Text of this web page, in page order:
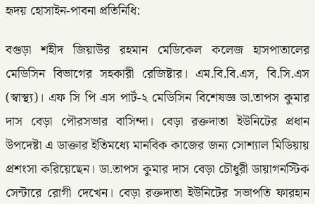
হৃদয় হোসাইন-পাবনা প্রতিনিধি:
বগুড়া শহীদ জিয়াউর রহমান মেডিকেল কলেজ হাসপাতালের
মেডিসিন বিভাগের সহকারী রেজিষ্টার। এম.বি.বি.এস, বি.সি.এস
(স্বাস্থ্য)। এফ সি পি এস পার্ট-২ মেডিসিন বিশেষজ্ঞ ডা.তাপস কুমার
দাস বেড়া পৌরসভার বাসিন্দা। বেড়া রক্তদাতা ইউনিটের প্রধান
উপদেষ্টা এ ডাক্তার ইতিমধ্যে মানবিক কাজের জন্য সোশ্যাল মিডিয়ায়
প্রশংসা করিয়েছেন। ডা.তাপস কুমার দাস বেড়া চৌধুরী ডায়াগনস্টিক
সেন্টারে রোগী দেখেন। বেড়া রক্তদাতা ইউনিটের সভাপতি ফারহান